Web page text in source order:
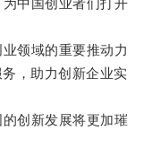
中国创业者们打开
领域的重要推动力
，助力创新企业实
创新发展将更加璀